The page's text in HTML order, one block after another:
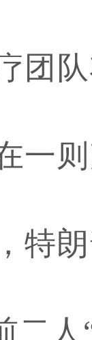
团
一
特
二